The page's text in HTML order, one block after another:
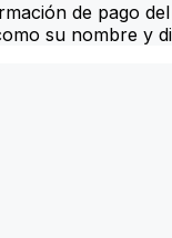
de pago
su nombre y